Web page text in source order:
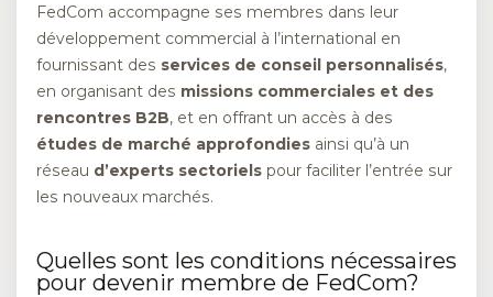
FedCom accompagne ses membres dans leur
développement commercial à l’international en
fournissant des services de conseil personnalisés,
en organisant des missions commerciales et des
rencontres B2B, et en offrant un accès à des
études de marché approfondies ainsi qu’à un
réseau d’experts sectoriels pour faciliter l’entrée sur
les nouveaux marchés.
Quelles sont les conditions nécessaires
pour devenir membre de FedCom?